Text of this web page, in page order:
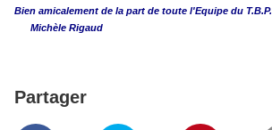
Bien amicalement de la part de toute l'Equipe du T.B.P.
Michèle Rigaud
Partager